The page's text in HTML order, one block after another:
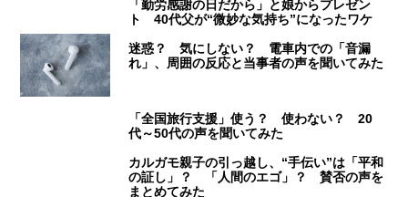
「勤労感謝の日だから」と娘からプレゼン
ト 40代父が“微妙な気持ち”になったワケ
迷惑？ 気にしない？ 電車内での「音漏
れ」、周囲の反応と当事者の声を聞いてみた
「全国旅行支援」使う？ 使わない？ 20
代～50代の声を聞いてみた
カルガモ親子の引っ越し、“手伝い”は「平和
の証し」？ 「人間のエゴ」？ 賛否の声を
まとめてみた